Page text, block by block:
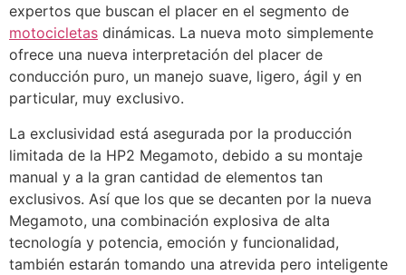
expertos que buscan el placer en el segmento de
motocicletas dinámicas. La nueva moto simplemente
ofrece una nueva interpretación del placer de
conducción puro, un manejo suave, ligero, ágil y en
particular, muy exclusivo.
La exclusividad está asegurada por la producción
limitada de la HP2 Megamoto, debido a su montaje
manual y a la gran cantidad de elementos tan
exclusivos. Así que los que se decanten por la nueva
Megamoto, una combinación explosiva de alta
tecnología y potencia, emoción y funcionalidad,
también estarán tomando una atrevida pero inteligente